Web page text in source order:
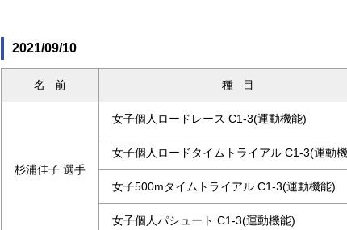
2021/09/10
名 前 種 目
杉浦佳子 選手
女子個人ロードレース C1-3(運動機能)
女子個人ロードタイムトライアル C1-3(運動
女子500mタイムトライアル C1-3(運動機能)
女子個人パシュート C1-3(運動機能)